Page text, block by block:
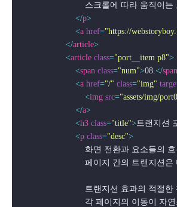
스크롤에 따라
</p>
<a href="https://
</article>
<article class="port__item p8">
<span class="num">08.</span
<a href="/" class="img"
<img src="assets/img/
</a>
<h3 class="title">트랜지션
<p class="desc">
화면 전환과 요
페이지 간의 트
트랜지션 효과의
각 페이지의 이